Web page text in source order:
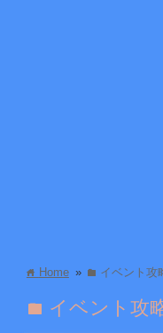
home Home » folder イベント攻
folder イベント攻